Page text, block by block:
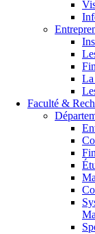
La
Faculté &